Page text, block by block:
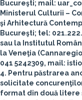
Bucureşti; mail:
Ministerul Culturii –
şi Arhitectură
Bucureşti; tel:
sau la Institutul
la Veneţia
041 5242309, mail:
4. Pentru păstrarea
solicitate
format din două litere